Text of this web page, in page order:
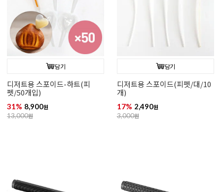
담기
디저트용 스포이드-하트(피
펫/50개입)
31% 8,900원
13,000원
담기
디저트용 스포이드(피펫/대/10
개)
17% 2,490원
3,000원